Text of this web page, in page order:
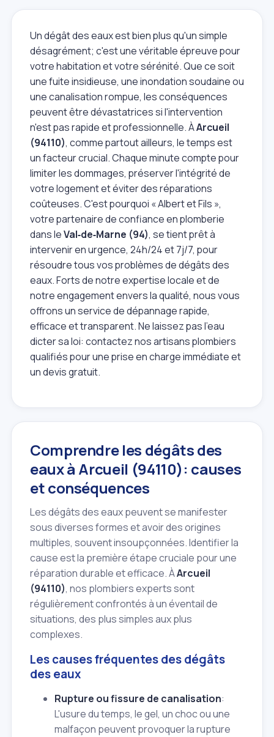
Un dégât des eaux est bien plus qu'un simple
désagrément; c'est une véritable épreuve pour
votre habitation et votre sérénité. Que ce soit
une fuite insidieuse, une inondation soudaine ou
une canalisation rompue, les conséquences
peuvent être dévastatrices si l'intervention
n'est pas rapide et professionnelle. ÀArcueil
(94110), comme partout ailleurs, le temps est
un facteur crucial. Chaque minute compte pour
limiter les dommages, préserver l'intégrité de
votre logement et éviter des réparations
coûteuses. C'est pourquoi « Albert et Fils »,
votre partenaire de confiance en plomberie
dans leVal‑de‑Marne (94), se tient prêt à
intervenir en urgence, 24h/24 et 7j/7, pour
résoudre tous vos problèmes de dégâts des
eaux. Forts de notre expertise locale et de
notre engagement envers la qualité, nous vous
offrons un service de dépannage rapide,
efficace et transparent. Ne laissez pas l'eau
dicter sa loi: contactez nos artisans plombiers
qualifiés pour une prise en charge immédiate et
un devis gratuit.
Comprendre les dégâts des
eaux à Arcueil (94110): causes
et conséquences
Les dégâts des eaux peuvent se manifester
sous diverses formes et avoir des origines
multiples, souvent insoupçonnées. Identifier la
cause est la première étape cruciale pour une
réparation durable et efficace. ÀArcueil
(94110), nos plombiers experts sont
régulièrement confrontés à un éventail de
situations, des plus simples aux plus
complexes.
Les causes fréquentes des dégâts
des eaux
Rupture ou fissure de canalisation:
L'usure du temps, le gel, un choc ou une
malfaçon peuvent provoquer la rupture